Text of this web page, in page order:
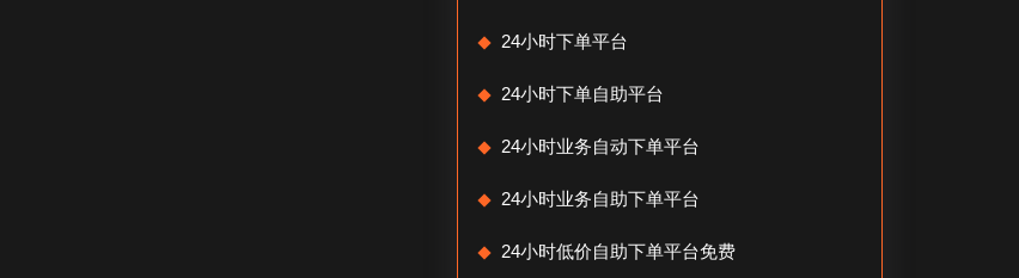
24小时下单平台
24小时下单自助平台
24小时业务自动下单平台
24小时业务自助下单平台
24小时低价自助下单平台免费